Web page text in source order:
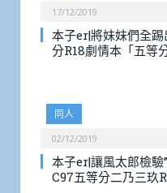
17/12/2019
本子er|將妹妹們全
分R18劇情本「五等
同人
02/12/2019
本子er|讓風太郎檢驗
C97五等分二乃三玖